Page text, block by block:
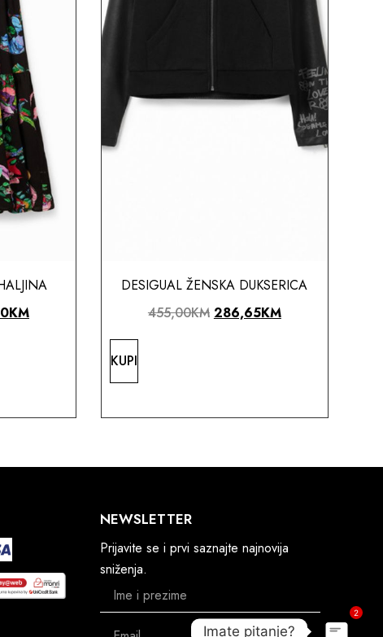
KM
DESIGUAL ŽENSKA DUKSERICA
455,00KM 286,65KM
KUPI
NEWSLETTER
Prijavite se i prvi saznajte najnovija
sniženja.
Imate pitanje?
2